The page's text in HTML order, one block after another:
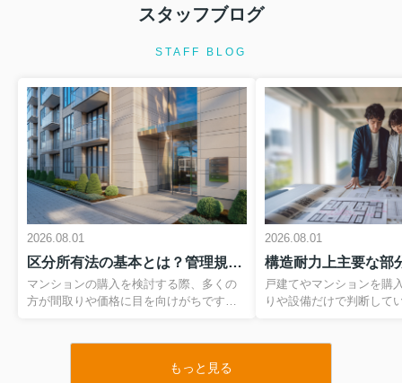
契約不適合責任と瑕疵担保責任の違い
中古住宅の購入を検討していると、契
約不適合責任や瑕疵担保責任という専
門用語が出てきますが、その違いを正
しく理解できている方は多くありませ
ん。しかし、2020年の民法改正でルー
ルが大きく変わった今、これ...
2026.08.01
住宅ローン特約とは何か知っています
か？マイホーム購入前に知る...
マイホームの購入は、多くの方にとっ
て一生に何度もない大きな決断です。
その一方で、住宅ローンの審査や契約
の流れには専門用語が多く、不安を感
か。なかでも、売買契約と深く関...
スタッフブログ
STAFF BLOG
2026.08.01
区分所有法の基本とは？管理規約のチェックポイントを押さえて安心購入
マンションの購入を検討する際、多くの
方が間取りや価格に目を向けがちです
共用部分の線引き、管理組合のルール、
2026.08.01
戸建てやマンションを購
りや設備だけで判断して
もっと見る